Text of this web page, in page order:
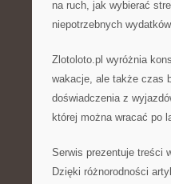
na ruch, jak wybierać
niepotrzebnych
Zlotoloto.pl wyróżnia
wakacje, ale także czas
doświadczenia z
której można wracać po
Serwis prezentuje treści
Dzięki różnorodności